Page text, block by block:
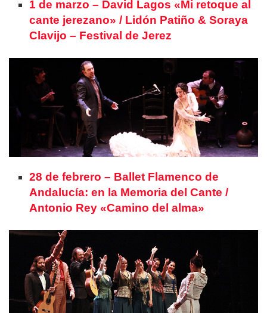
1 de marzo – David Lagos «Mi retoque al
cante jerezano» / Lidón Patiño & Soraya
Clavijo – Festival de Jerez
28 de febrero – Ballet Flamenco de
Andalucía: en la Memoria del Cante /
Antonio Rey «Camino del alma»